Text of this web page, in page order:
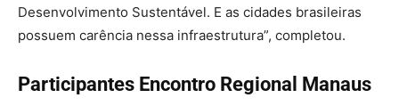
Desenvolvimento Sustentável. E as cidades brasileiras
possuem carência nessa infraestrutura”, completou.
Participantes Encontro Regional Manaus